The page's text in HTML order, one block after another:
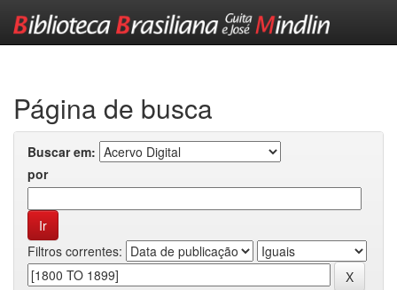
Página de busca
Buscar em:
por
Filtros correntes: